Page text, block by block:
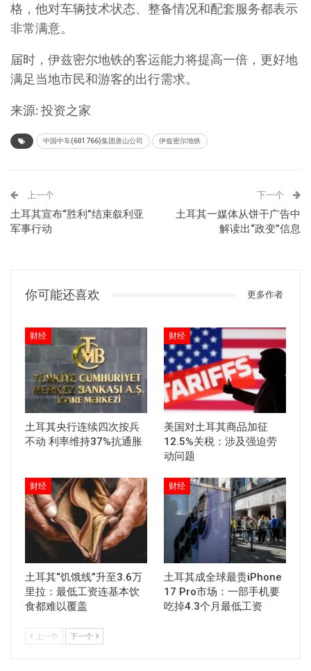
格，他对车辆技术状态、整备情况和配套服务都表示
非常满意。
届时，伊兹密尔地铁的客运能力将提高一倍，更好地
满足当地市民和游客的出行需求。
来源: 投资之家
中国中车(601766)集团唐山公司 伊兹密尔地铁
上一个
土耳其宣布“胜利”结束叙利亚
军事行动
下一个
土耳其一媒体从饼干广告中
解读出“政变”信息
你可能还喜欢 更多作者
财经
土耳其央行连续四次按兵
不动 利率维持37%抗通胀
财经
美国对土耳其商品加征
12.5%关税：涉及强迫劳
动问题
财经
土耳其“饥饿线”升至3.6万
里拉：最低工资连基本饮
食都难以覆盖
财经
土耳其成全球最贵iPhone
17 Pro市场：一部手机要
吃掉4.3个月最低工资
上一个 下一个